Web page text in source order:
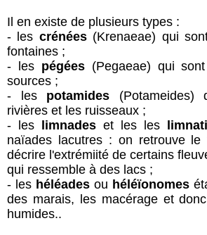
Il en existe de plusieurs types :
- les crénées(Krenaeae) qui
fontaines ;
- les pégées(Pegaeae) qui
sources ;
- les potamides (Potameides)
rivières et les ruisseaux ;
- les limnades et les les
naïades lacutres : on retrouve le
décrire l'extrémiité de certains
qui ressemble à des lacs ;
- les héléades ou héléïonomes
des marais, les macérage et
humides..